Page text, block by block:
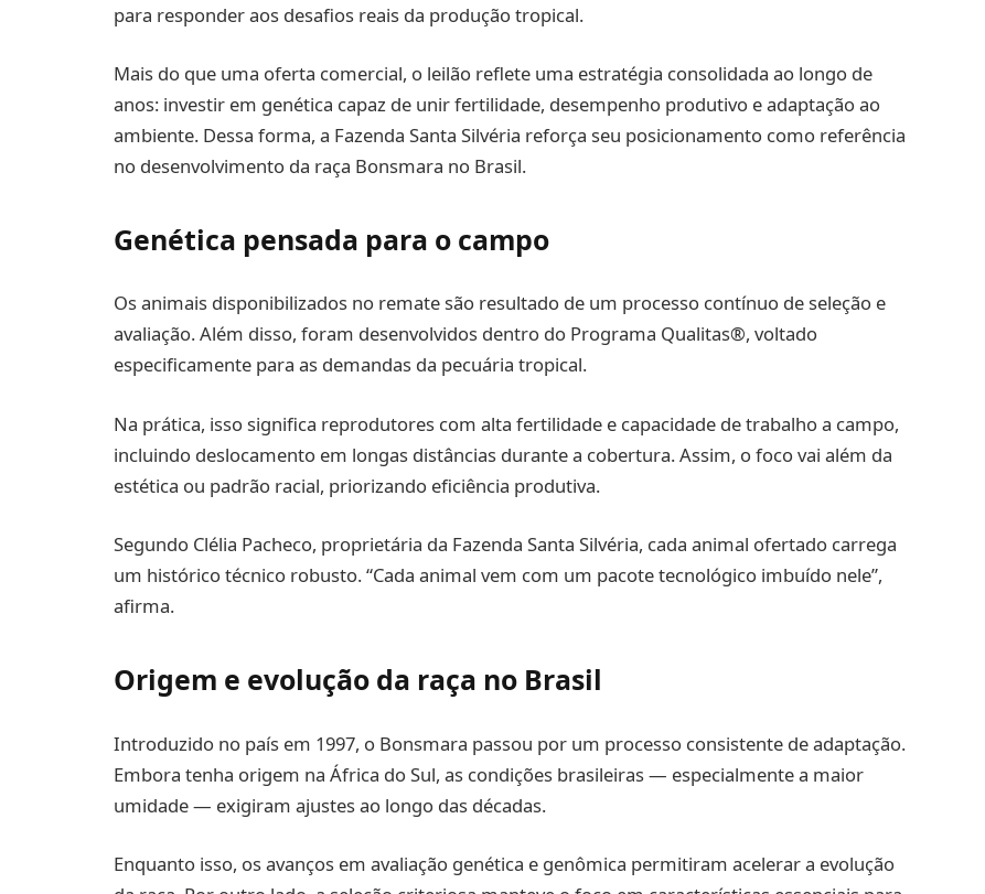
para responder aos desafios reais da produção tropical.
Mais do que uma oferta comercial, o leilão reflete uma estratégia consolidada ao longo de
anos: investir em genética capaz de unir fertilidade, desempenho produtivo e adaptação ao
ambiente. Dessa forma, a Fazenda Santa Silvéria reforça seu posicionamento como referência
no desenvolvimento da raça Bonsmara no Brasil.
Genética pensada para o campo
Os animais disponibilizados no remate são resultado de um processo contínuo de seleção e
avaliação. Além disso, foram desenvolvidos dentro do Programa Qualitas®, voltado
especificamente para as demandas da pecuária tropical.
Na prática, isso significa reprodutores com alta fertilidade e capacidade de trabalho a campo,
incluindo deslocamento em longas distâncias durante a cobertura. Assim, o foco vai além da
estética ou padrão racial, priorizando eficiência produtiva.
Segundo Clélia Pacheco, proprietária da Fazenda Santa Silvéria, cada animal ofertado carrega
um histórico técnico robusto. “Cada animal vem com um pacote tecnológico imbuído nele”,
afirma.
Origem e evolução da raça no Brasil
Introduzido no país em 1997, o Bonsmara passou por um processo consistente de adaptação.
Embora tenha origem na África do Sul, as condições brasileiras — especialmente a maior
umidade — exigiram ajustes ao longo das décadas.
Enquanto isso, os avanços em avaliação genética e genômica permitiram acelerar a evolução